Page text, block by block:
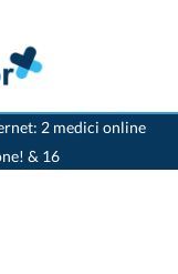
2 medici online
& 16
>Casa>Mendrisio